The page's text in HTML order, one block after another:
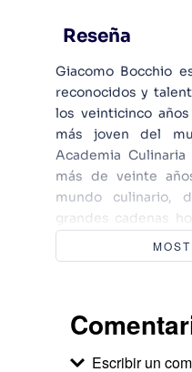
Reseña
Giacomo Bocchio
reconocidos y
los veinticinco
más joven del
Academia
más de veinte
mundo culinario,
grandes cadenas
grandes cocineros
Atala y Joan
Manifiesto.
reality show El Gran
Escribir un